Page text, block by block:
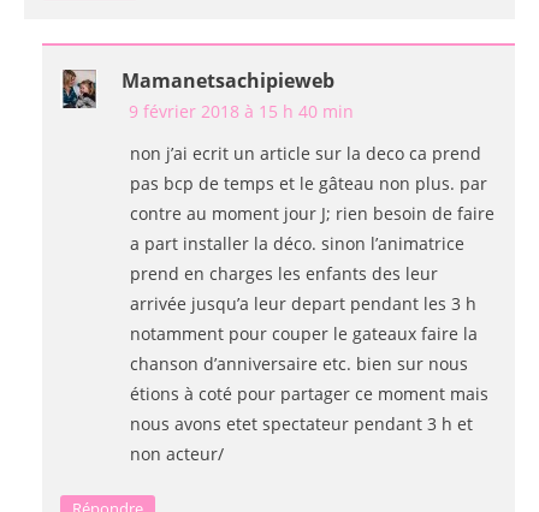
Mamanetsachipieweb
9 février 2018 à 15 h 40 min
non j’ai ecrit un article sur la deco ca prend
pas bcp de temps et le gâteau non plus. par
contre au moment jour J; rien besoin de faire
a part installer la déco. sinon l’animatrice
prend en charges les enfants des leur
arrivée jusqu’a leur depart pendant les 3 h
notamment pour couper le gateaux faire la
chanson d’anniversaire etc. bien sur nous
étions à coté pour partager ce moment mais
nous avons etet spectateur pendant 3 h et
non acteur/